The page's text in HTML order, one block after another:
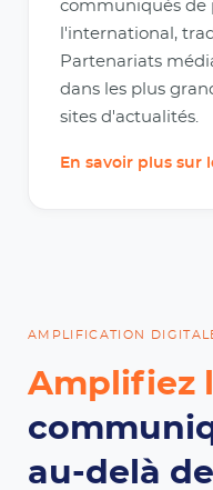
communiqués de
l'international,
Partenariats
dans les plus
sites d'actualités.
En savoir plus sur
AMPLIFICATION
Amplifiez
au-delà